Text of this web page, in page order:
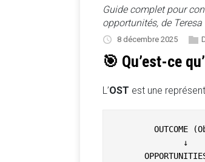
Guide complet pour
opportunités, de
8 décembre 2025
🎯 Qu’est-ce
L’OST est une
OUTCOME
              ↓